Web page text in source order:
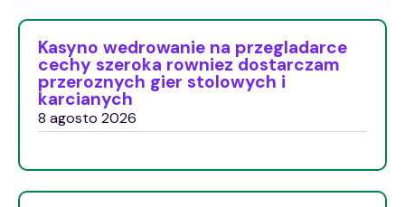
Kasyno wedrowanie na przegladarce
cechy szeroka rowniez dostarczam
przeroznych gier stolowych i
karcianych
8 agosto 2026